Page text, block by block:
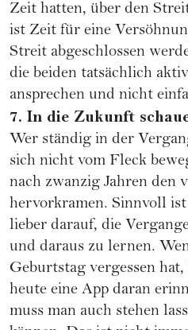
Zeit hatten, über den
ist Zeit für eine
Streit abgeschlossen
die beiden tatsächlich
ansprechen und nicht
7. In die Zukunft
Wer ständig in der
sich nicht vom Fleck
nach zwanzig Jahren den
hervorkramen. Sinnvoll
lieber darauf, die
und daraus zu lernen.
Geburtstag vergessen
heute eine App daran
muss man auch stehen